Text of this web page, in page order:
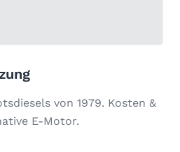
von 1979. Kosten &
E-Motor.